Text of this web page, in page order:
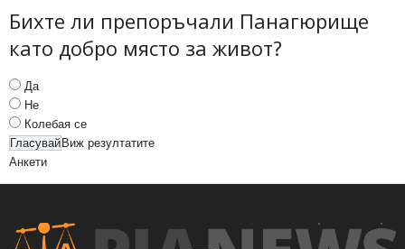
Бихте ли препоръчали Панагюрище
като добро място за живот?
Да
Не
Колебая се
Виж резултатите
Анкети